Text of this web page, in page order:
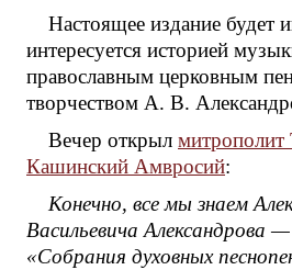
Настоящее издание будет
интересуется историей
православным церковным
творчеством А. В.
Вечер открыл митрополит
Кашинский Амвросий:
Конечно, все мы знаем
Васильевича Александрова
«Собрания духовных